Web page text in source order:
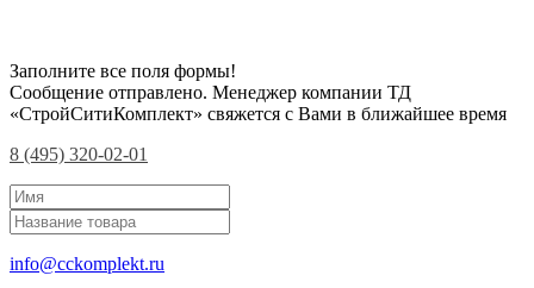
Заполните все поля формы!
Сообщение отправлено. Менеджер компании ТД
«СтройСитиКомплект» свяжется с Вами в ближайшее время
8 (495) 320-02-01
info@cckomplekt.ru